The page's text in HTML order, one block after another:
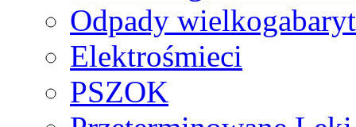
Odpady
Elektrośmieci
PSZOK